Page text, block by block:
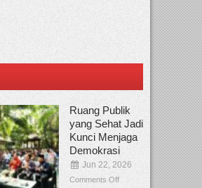
Ruang Publik
yang Sehat Jadi
Kunci Menjaga
Demokrasi
Jun 22, 2026
Comments Off